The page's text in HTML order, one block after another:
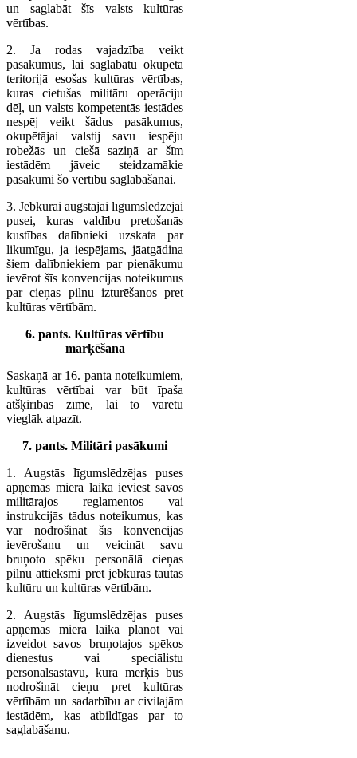
un saglabāt šīs valsts kultūras
vērtības.
2. Ja rodas vajadzība veikt
pasākumus, lai saglabātu okupētā
teritorijā esošas kultūras vērtības,
kuras cietušas militāru operāciju
dēļ, un valsts kompetentās iestādes
nespēj veikt šādus pasākumus,
okupētājai valstij savu iespēju
robežās un ciešā saziņā ar šīm
iestādēm jāveic steidzamākie
pasākumi šo vērtību saglabāšanai.
3. Jebkurai augstajai līgumslēdzējai
pusei, kuras valdību pretošanās
kustības dalībnieki uzskata par
likumīgu, ja iespējams, jāatgādina
šiem dalībniekiem par pienākumu
ievērot šīs konvencijas noteikumus
par cieņas pilnu izturēšanos pret
kultūras vērtībām.
6. pants. Kultūras vērtību
marķēšana
Saskaņā ar 16. panta noteikumiem,
kultūras vērtībai var būt īpaša
atšķirības zīme, lai to varētu
vieglāk atpazīt.
7. pants. Militāri pasākumi
1. Augstās līgumslēdzējas puses
apņemas miera laikā ieviest savos
militārajos reglamentos vai
instrukcijās tādus noteikumus, kas
var nodrošināt šīs konvencijas
ievērošanu un veicināt savu
bruņoto spēku personālā cieņas
pilnu attieksmi pret jebkuras tautas
kultūru un kultūras vērtībām.
2. Augstās līgumslēdzējas puses
apņemas miera laikā plānot vai
izveidot savos bruņotajos spēkos
dienestus vai speciālistu
personālsastāvu, kura mērķis būs
nodrošināt cieņu pret kultūras
vērtībām un sadarbību ar civilajām
iestādēm, kas atbildīgas par to
saglabāšanu.